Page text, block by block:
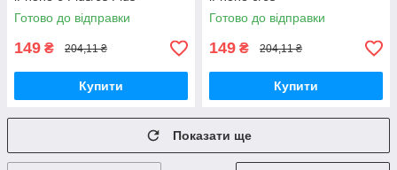
Готово до відправки
149 ₴ 204,11 ₴
Купити
Готово до відправки
149 ₴ 204,11 ₴
Купити
Показати ще